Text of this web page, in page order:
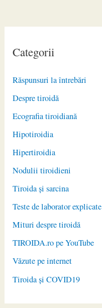
Categorii
Răspunsuri la întrebări
Despre tiroidă
Ecografia tiroidiană
Hipotiroidia
Hipertiroidia
Nodulii tiroidieni
Tiroida și sarcina
Teste de laborator explicate
Mituri despre tiroidă
TIROIDA.ro pe YouTube
Văzute pe internet
Tiroida și COVID19